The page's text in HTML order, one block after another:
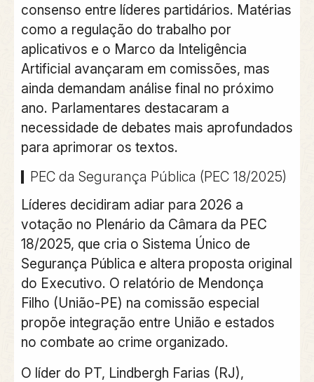
consenso entre líderes partidários. Matérias
como a regulação do trabalho por
aplicativos e o Marco da Inteligência
Artificial avançaram em comissões, mas
ainda demandam análise final no próximo
ano. Parlamentares destacaram a
necessidade de debates mais aprofundados
para aprimorar os textos.
PEC da Segurança Pública (PEC 18/2025)
Líderes decidiram adiar para 2026 a
votação no Plenário da Câmara da PEC
18/2025, que cria o Sistema Único de
Segurança Pública e altera proposta original
do Executivo. O relatório de Mendonça
Filho (União-PE) na comissão especial
propõe integração entre União e estados
no combate ao crime organizado.
O líder do PT, Lindbergh Farias (RJ),